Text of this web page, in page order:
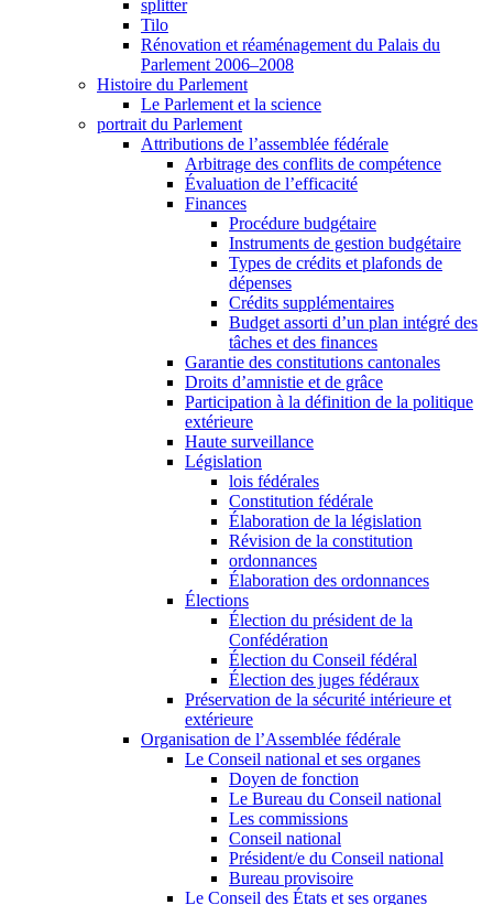
splitter
Tilo
Rénovation et réaménagement du Palais du
Parlement 2006–2008
Histoire du Parlement
Le Parlement et la science
portrait du Parlement
Attributions de l’assemblée fédérale
Arbitrage des conflits de compétence
Évaluation de l’efficacité
Finances
Procédure budgétaire
Instruments de gestion budgétaire
Types de crédits et plafonds de
dépenses
Crédits supplémentaires
Budget assorti d’un plan intégré des
tâches et des finances
Garantie des constitutions cantonales
Droits d’amnistie et de grâce
Participation à la définition de la politique
extérieure
Haute surveillance
Législation
lois fédérales
Constitution fédérale
Élaboration de la législation
Révision de la constitution
ordonnances
Élaboration des ordonnances
Élections
Élection du président de la
Confédération
Élection du Conseil fédéral
Élection des juges fédéraux
Préservation de la sécurité intérieure et
extérieure
Organisation de l’Assemblée fédérale
Le Conseil national et ses organes
Doyen de fonction
Le Bureau du Conseil national
Les commissions
Conseil national
Président/e du Conseil national
Bureau provisoire
Le Conseil des États et ses organes